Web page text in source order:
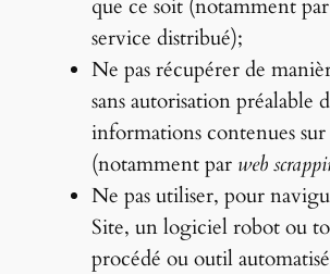
que ce soit (notamment
service distribué);
Ne pas récupérer de
sans autorisation préalable
informations contenues
(notamment par web
Ne pas utiliser, pour
Site, un logiciel robot ou
procédé ou outil